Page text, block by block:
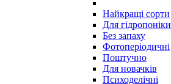
Найкращі сорти
Для гідропоніки
Без запаху
Фотоперіодичні
Поштучно
Для новачків
Психоделічні